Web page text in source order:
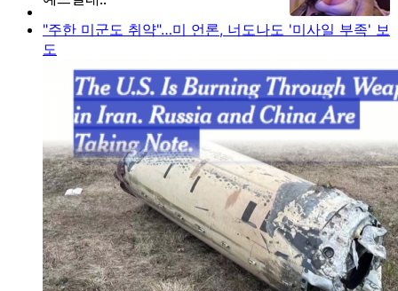
"주한 미군도 취약"…미 언론, 너도나도 '미사일 부족' 보
도